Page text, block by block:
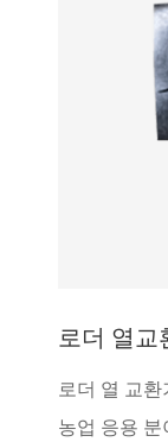
로더 열교
로더 열 교
농업 응용 분